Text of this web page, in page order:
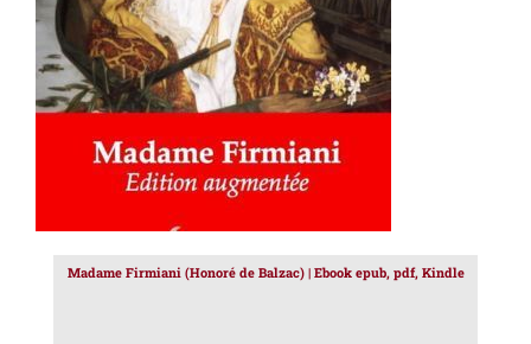
Madame Firmiani (Honoré de Balzac) | Ebook epub, pdf, Kindle